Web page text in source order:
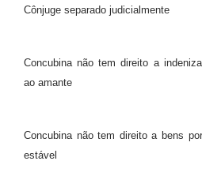
Cônjuge separado judicialmente
Concubina não tem direito a
ao amante
Concubina não tem direito a bens
estável